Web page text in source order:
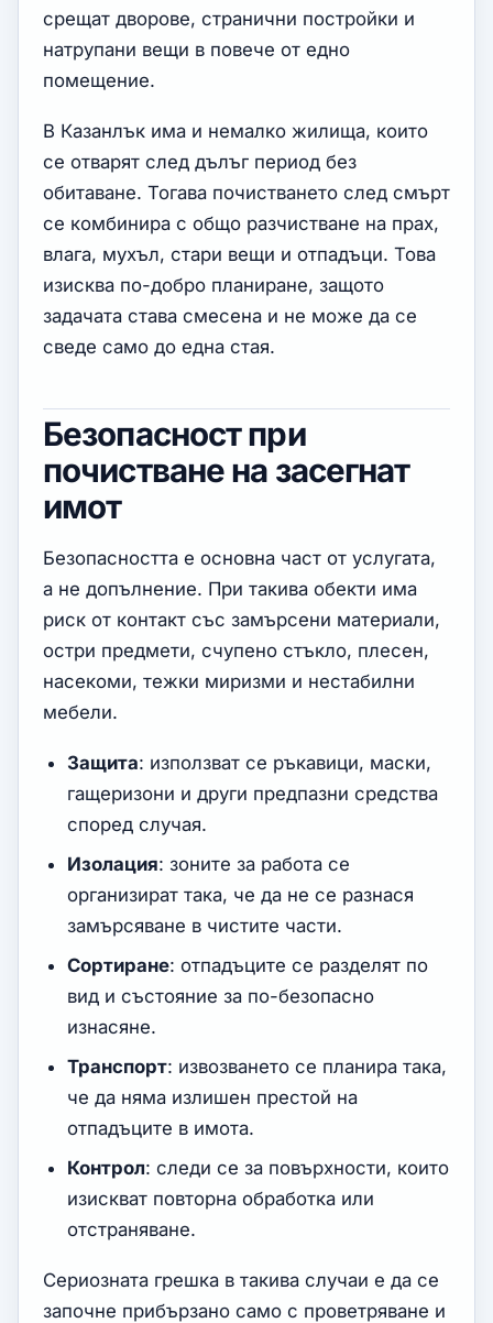
срещат дворове, странични постройки и
натрупани вещи в повече от едно
помещение.
В Казанлък има и немалко жилища, които
се отварят след дълъг период без
обитаване. Тогава почистването след смърт
се комбинира с общо разчистване на прах,
влага, мухъл, стари вещи и отпадъци. Това
изисква по-добро планиране, защото
задачата става смесена и не може да се
сведе само до една стая.
Безопасност при
почистване на засегнат
имот
Безопасността е основна част от услугата,
а не допълнение. При такива обекти има
риск от контакт със замърсени материали,
остри предмети, счупено стъкло, плесен,
насекоми, тежки миризми и нестабилни
мебели.
Защита: използват се ръкавици, маски,
гащеризони и други предпазни средства
според случая.
Изолация: зоните за работа се
организират така, че да не се разнася
замърсяване в чистите части.
Сортиране: отпадъците се разделят по
вид и състояние за по-безопасно
изнасяне.
Транспорт: извозването се планира така,
че да няма излишен престой на
отпадъците в имота.
Контрол: следи се за повърхности, които
изискват повторна обработка или
отстраняване.
Сериозната грешка в такива случаи е да се
започне прибързано само с проветряване и